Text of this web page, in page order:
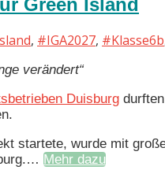
, #IGA2027, #Klasse6b
verändert“
Duisburg
startete, wurde mit
Mehr dazu